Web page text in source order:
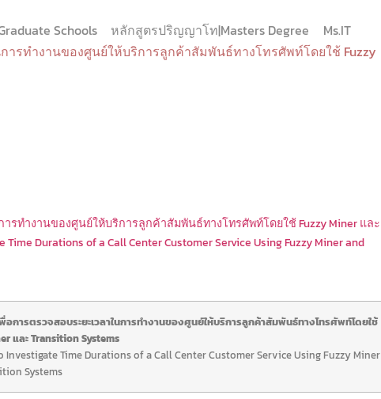
Schools หลักสูตรปริญญาโท|Masters Degree
Ms.IT
ารทำงานของศูนย์ให้บริการลูกค้าสัมพันธ์ทางโทรศัพท์โดยใช้ Fuzzy
รทำงานของศูนย์ให้บริการลูกค้าสัมพันธ์ทางโทรศัพท์โดยใช้ Fuzzy Miner และ
Durations of a Call Center Customer Service Using Fuzzy Miner and
อการตรวจสอบระยะเวลาในการทำงานของศูนย์ให้บริการลูกค้าสัมพันธ์ทางโทรศัพท์โดยใช้
และ Transition Systems
Investigate Time Durations of a Call Center Customer Service Using Fuzzy Miner
Systems